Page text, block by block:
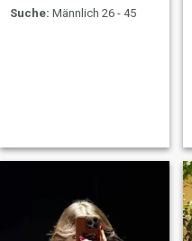
Suche: Männlich 26 - 45